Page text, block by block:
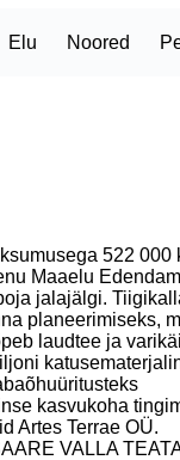
Elu Noored
522 000
Maaelu
jalajälgi.
planeerimiseks,
laudtee ja
kasvukoha
Artes Terrae OÜ.
VALLA